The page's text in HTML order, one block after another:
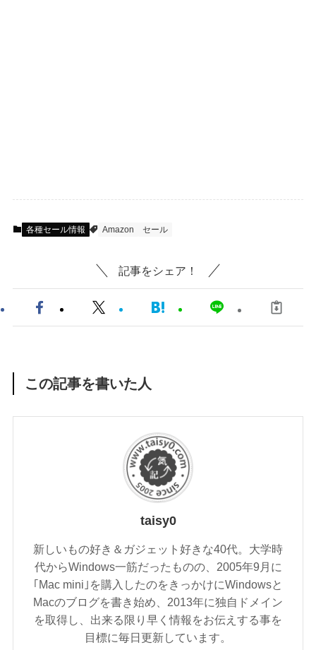
各種セール情報 Amazon セール
記事をシェア！
この記事を書いた人
taisy0
新しいもの好き＆ガジェット好きな40代。大学時
代からWindows一筋だったものの、2005年9月に
｢Mac mini｣を購入したのをきっかけにWindowsと
Macのブログを書き始め、2013年に独自ドメイン
を取得し、出来る限り早く情報をお伝えする事を
目標に毎日更新しています。